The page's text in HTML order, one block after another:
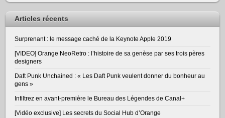
Articles récents
Surprenant : le message caché de la Keynote Apple 2019
[VIDEO] Orange NeoRetro : l’histoire de sa genèse par ses trois pères
designers
Daft Punk Unchained : « Les Daft Punk veulent donner du bonheur au
gens »
Infiltrez en avant-première le Bureau des Légendes de Canal+
[Vidéo exclusive] Les secrets du Social Hub d’Orange